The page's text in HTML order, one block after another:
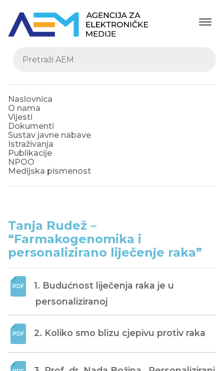
Naslovnica
O nama
Vijesti
Dokumenti
Sustav javne nabave
Istraživanja
Publikacije
NPOO
Medijska pismenost
Tanja Rudež –
“Farmakogenomika i
personalizirano liječenje raka”
1. Budućnost liječenja raka je u
personaliziranoj
2. Koliko smo blizu cjepivu protiv raka